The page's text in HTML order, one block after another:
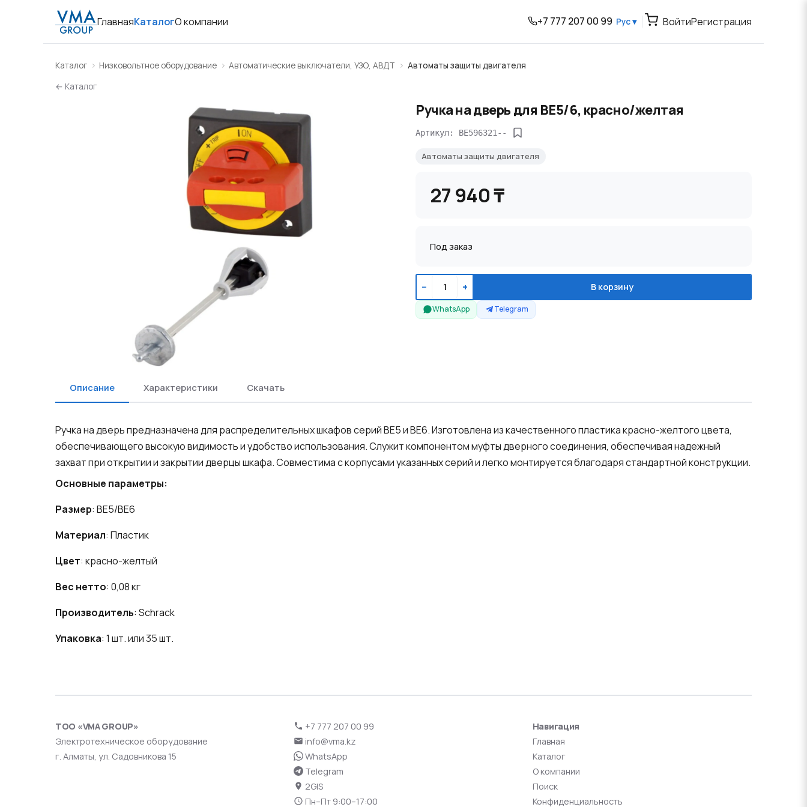
ГлавнаяКаталогО компании +7 777 207 00 99 Рус ▾ ВойтиРегистрация
Каталог Низковольтное оборудование Автоматические выключатели, УЗО, АВДТ
Автоматы защиты двигателя
← Каталог
Ручка на дверь для BE5/6, красно/желтая
Артикул: BE596321--
Автоматы защиты двигателя
27 940 ₸
Под заказ
− + В корзину
WhatsApp Telegram
Описание Характеристики Скачать
Ручка на дверь предназначена для распределительных шкафов серий BE5 и BE6. Изготовлена из качественного пластика красно-желтого цвета,
обеспечивающего высокую видимость и удобство использования. Служит компонентом муфты дверного соединения, обеспечивая надежный
захват при открытии и закрытии дверцы шкафа. Совместима с корпусами указанных серий и легко монтируется благодаря стандартной конструкции.
Основные параметры:
Размер: BE5/BE6
Материал: Пластик
Цвет: красно-желтый
Вес нетто: 0,08 кг
Производитель: Schrack
Упаковка: 1 шт. или 35 шт.
ТОО «VMA GROUP»
Электротехническое оборудование
г. Алматы, ул. Садовникова 15
+7 777 207 00 99
info@vma.kz
WhatsApp
Telegram
2GIS
Пн–Пт 9:00–17:00
Навигация
Главная
Каталог
О компании
Поиск
Конфиденциальность